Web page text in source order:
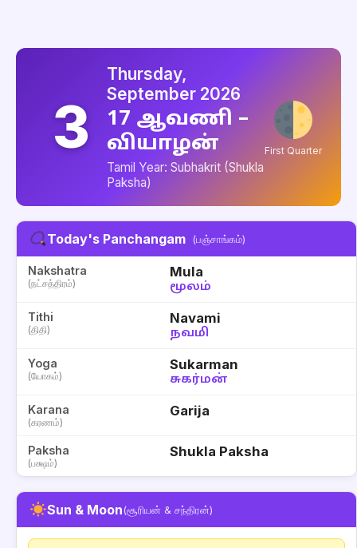
3
Thursday,
September 2026
17 ஆவணி –
வியாழன்
Tamil Year: Subhakrit (Shukla
Paksha)
First Quarter
Today's Panchangam (பஞ்சாங்கம்)
Nakshatra
(நட்சத்திரம்)
Mula
மூலம்
Tithi
(திதி)
Navami
நவமி
Yoga
(யோகம்)
Sukarman
சுகர்மன்
Karana
(கரணம்)
Garija
Paksha
(பக்ஷம்)
Shukla Paksha
Sun & Moon(சூரியன் & சந்திரன்)